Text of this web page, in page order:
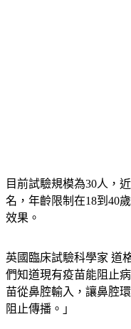
目前試驗規模為30人，
名，年齡限制在18到40
效果。
英國臨床試驗科學家 道
們知道現有疫苗能阻止
苗從鼻腔輸入，讓鼻腔
阻止傳播。」